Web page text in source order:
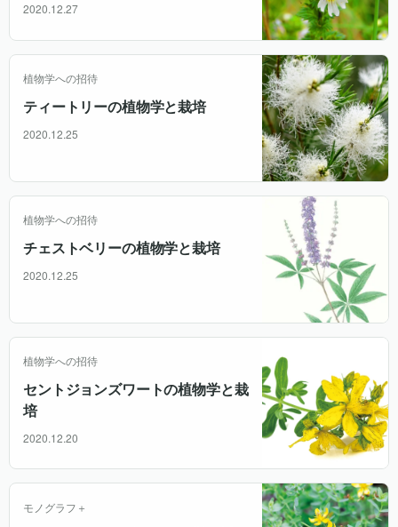
2020.12.27
植物学への招待
ティートリーの植物学と栽培
2020.12.25
植物学への招待
チェストベリーの植物学と栽培
2020.12.25
植物学への招待
セントジョンズワートの植物学と栽
培
2020.12.20
モノグラフ＋